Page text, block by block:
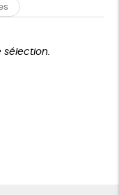
en France
sélection.